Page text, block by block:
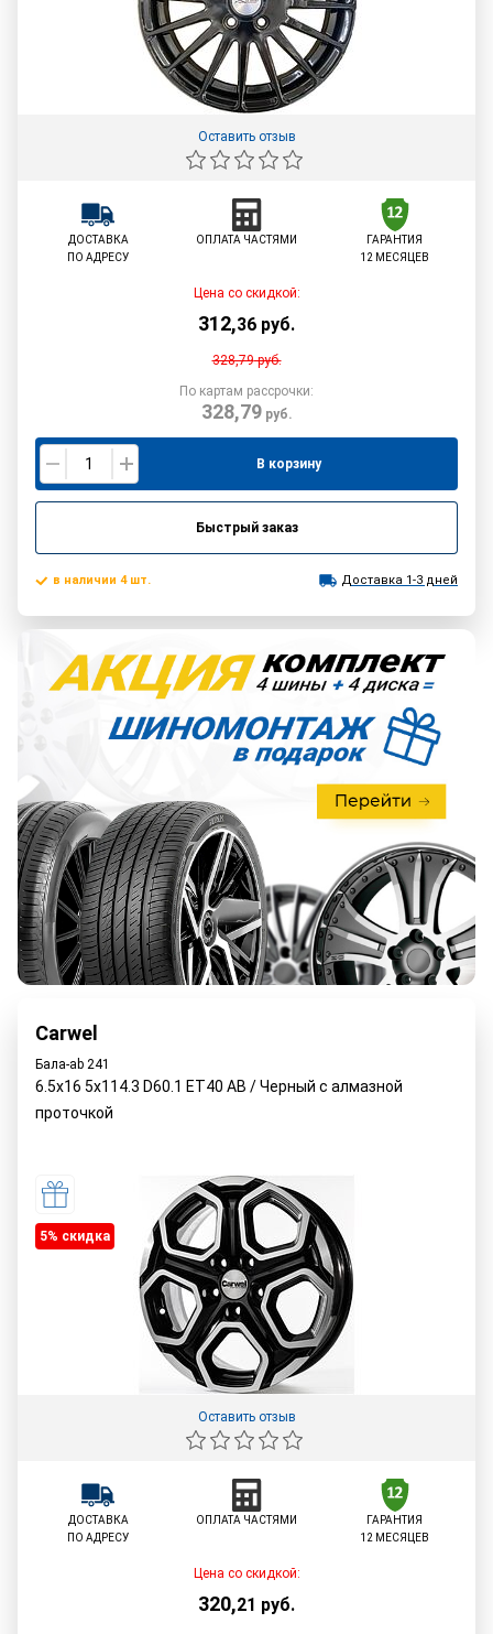
Оставить отзыв
ДОСТАВКА
ПО АДРЕСУ
ОПЛАТА ЧАСТЯМИ
ГАРАНТИЯ
12 МЕСЯЦЕВ
Цена со скидкой:
312,36 руб.
328,79руб.
По картам рассрочки:
328,79руб.
В корзину
Быстрый заказ
в наличии 4 шт. Доставка 1-3 дней
Carwel
Бала-ab 241
6.5x16 5x114.3 D60.1 ET40 AB / Черный с алмазной
проточкой
5% cкидка
Оставить отзыв
ДОСТАВКА
ПО АДРЕСУ
ОПЛАТА ЧАСТЯМИ
ГАРАНТИЯ
12 МЕСЯЦЕВ
Цена со скидкой:
320,21 руб.